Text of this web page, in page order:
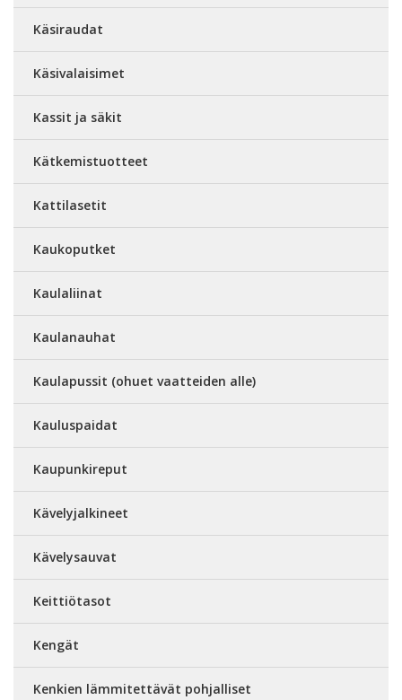
Käsiraudat
Käsivalaisimet
Kassit ja säkit
Kätkemistuotteet
Kattilasetit
Kaukoputket
Kaulaliinat
Kaulanauhat
Kaulapussit (ohuet vaatteiden alle)
Kauluspaidat
Kaupunkireput
Kävelyjalkineet
Kävelysauvat
Keittiötasot
Kengät
Kenkien lämmitettävät pohjalliset